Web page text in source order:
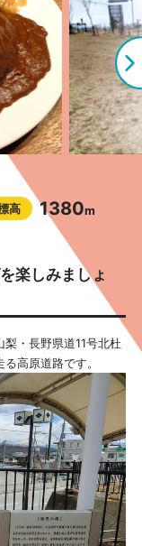
高 1380m
楽しみましょ
・長野県道11号北杜
高原道路です。